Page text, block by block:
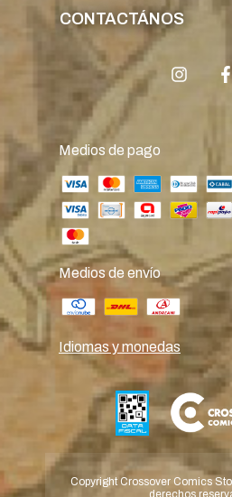
CONTACTÁNOS
Medios de pago
Medios de envío
Idiomas y monedas
Copyright Crossover Comics
derechos